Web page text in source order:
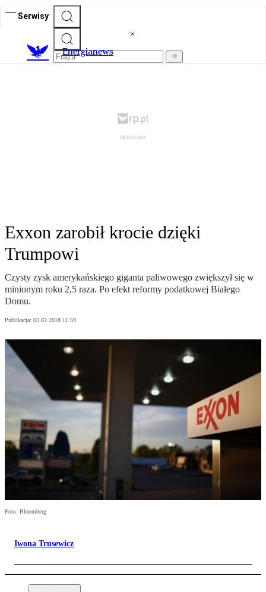
Serwisy
Energianews
Exxon zarobił krocie dzięki
Trumpowi
Czysty zysk amerykańskiego giganta paliwowego zwiększył się w
minionym roku 2,5 raza. Po efekt reformy podatkowej Białego
Domu.
Publikacja: 03.02.2018 11:59
Foto: Bloomberg
Iwona Trusewicz